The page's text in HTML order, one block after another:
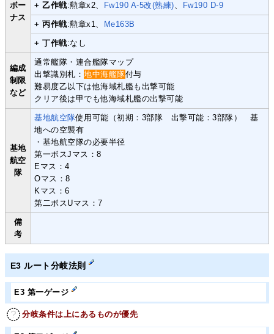
ボー
ナス
+ 乙作戦:勲章x2、 Fw190 A-5改(熟練)、 Fw190 D-9
+ 丙作戦:勲章x1、 Me163B
+ 丁作戦:なし
編成
制限
など
通常艦隊・連合艦隊マップ
出撃識別札：地中海艦隊付与
難易度乙以下は他海域札艦も出撃可能
クリア後は甲でも他海域札艦の出撃可能
基地
航空
隊
基地航空隊使用可能（初期：3部隊 出撃可能：3部隊） 基
地への空襲有
・基地航空隊の必要半径
第一ボスJマス：8
Eマス：4
Oマス：8
Kマス：6
第二ボスUマス：7
備
考
E3 ルート分岐法則
E3 第一ゲージ
分岐条件は上にあるものが優先